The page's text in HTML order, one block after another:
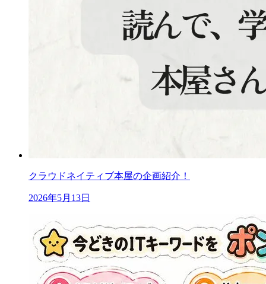
クラウドネイティブ本屋の企画紹介！
2026年5月13日